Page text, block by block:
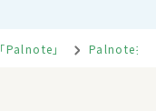
Palnote」 Palnote掲